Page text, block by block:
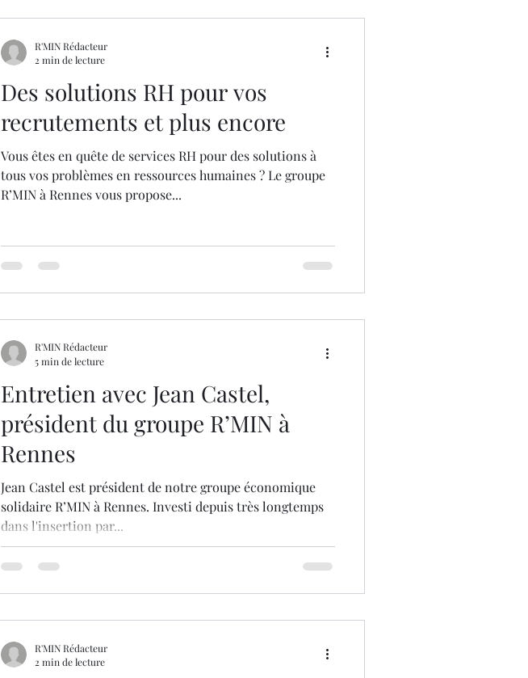
Des solutions RH pour vos
recrutements et plus encore
Vous êtes en quête de services RH pour des solutions à
tous vos problèmes en ressources humaines ? Le groupe
R’MIN à Rennes vous propose...
R'MIN Rédacteur
2 min de lecture
Entretien avec Jean Castel,
président du groupe R’MIN à
Rennes
Jean Castel est président de notre groupe économique
solidaire R’MIN à Rennes. Investi depuis très longtemps
dans l'insertion par...
R'MIN Rédacteur
5 min de lecture
R'MIN Rédacteur
2 min de lecture